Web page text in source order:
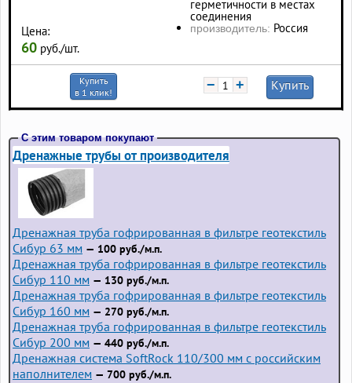
Цена:
60 руб./шт.
герметичности в местах
соединения
производитель: Россия
Купить
в 1 клик!
− + Купить
С этим товаром покупают
Дренажные трубы от производителя
Дренажная труба гофрированная в фильтре геотекстиль
Сибур 63 мм — 100 руб./м.п.
Дренажная труба гофрированная в фильтре геотекстиль
Сибур 110 мм — 130 руб./м.п.
Дренажная труба гофрированная в фильтре геотекстиль
Сибур 160 мм — 270 руб./м.п.
Дренажная труба гофрированная в фильтре геотекстиль
Сибур 200 мм — 440 руб./м.п.
Дренажная система SoftRock 110/300 мм с российским
наполнителем — 700 руб./м.п.